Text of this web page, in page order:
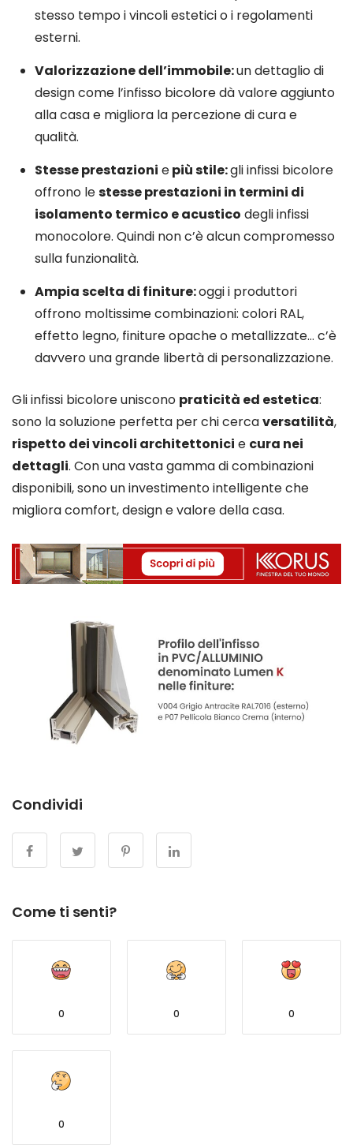
stesso tempo i vincoli estetici o i regolamenti
esterni.
Valorizzazione dell’immobile:un dettaglio di
design come l’infisso bicolore dà valore aggiunto
alla casa e migliora la percezione di cura e
qualità.
Stesse prestazioni epiù stile:gli infissi bicolore
offrono lestesse prestazioni in termini di
isolamento termico e acustico degli infissi
monocolore. Quindi non c’è alcun compromesso
sulla funzionalità.
Ampia scelta di finiture:oggi i produttori
offrono moltissime combinazioni: colori RAL,
effetto legno, finiture opache o metallizzate… c’è
davvero una grande libertà di personalizzazione.
Gli infissi bicolore uniscono praticità ed estetica:
sono la soluzione perfetta per chi cercaversatilità,
rispetto dei vincoli architettonici e cura nei
dettagli. Con una vasta gamma di combinazioni
disponibili, sono un investimento intelligente che
migliora comfort, design e valore della casa.
Condividi
Come ti senti?
0 0 0
0